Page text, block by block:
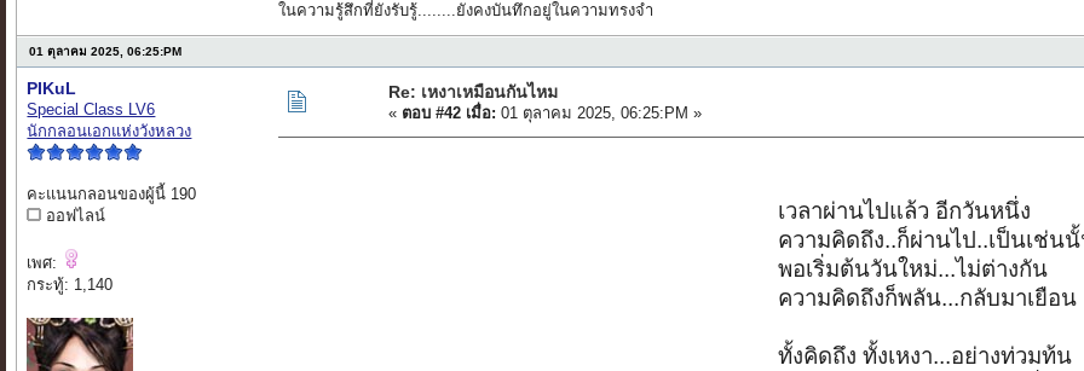
ในความรู้สึกที่ยังรับรู้........ยังคงบันทึกอยู่ในความทรงจำ
01 ตุลาคม 2025, 06:25:PM
PIKuL
Special Class LV6
นักกลอนเอกแห่งวังหลวง
คะแนนกลอนของผู้นี้ 190
ออฟไลน์
เพศ:
กระทู้: 1,140
Re: เหงาเหมือนกันไหม
« ตอบ #42 เมื่อ: 01 ตุลาคม 2025, 06:25:PM »
เวลาผ่านไปแล้ว อีกวันหนึ่ง
ความคิดถึง..ก็ผ่านไป..เป็นเช่น
พอเริ่มต้นวันใหม่...ไม่ต่างกัน
ความคิดถึงก็พลัน...กลับมาเยือน
ทั้งคิดถึง ทั้งเหงา...อย่างท่วมท้น